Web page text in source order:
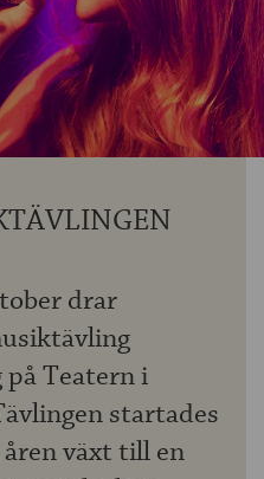
OSS
drar
på Teatern i
startades
växt till en